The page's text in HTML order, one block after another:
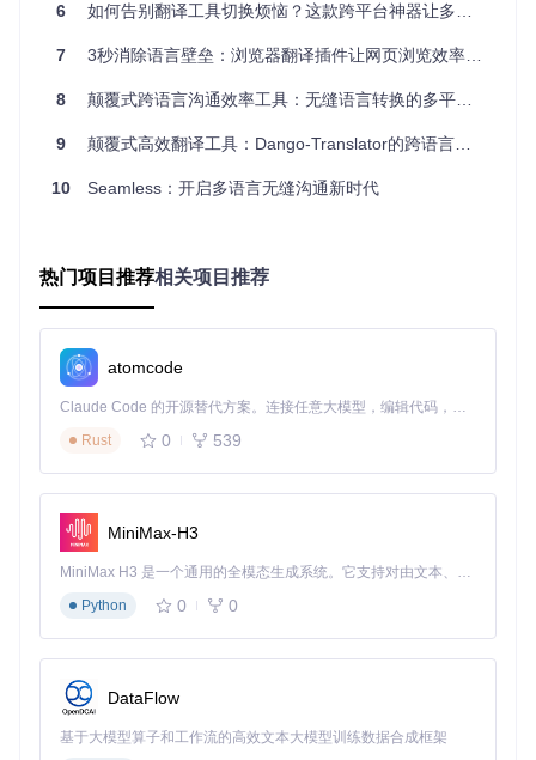
都能获得最佳翻译效果。
技术如何精准定位可翻译文本，alt文本：智能翻译工具在技术
——办公室需要正装皮鞋，户外运动则适合运动鞋。我们在三
x等主流浏览器中，无论是技术文档、新闻网站还是社交媒
体，工具都能在0.3秒内完成文本识别和翻译。特别值得一提
的是代码块智能处理功能，它会自动跳过代码内容，只翻译注
富的编辑，知道哪里需要翻译，哪里应该保持原样。
Thunderbird邮件客户端中的表现同样出色。安装扩展后，邮
件加载完成即自动进行双语对照处理，重要商务邮件的核心信
息一目了然。工具通过关键功能模块：[src/subtitle/subtitle.js]
实现的邮件内容智能分段，确保翻译结果与原文段落结构完全
对应，阅读体验如同阅读母语邮件。
文档工具兼容性
方面，在Google Docs和本地Markdown编辑
器中，工具能完美处理格式化文本，保留加粗、列表等样式。
但在Excel等表格软件中，目前仅支持单元格文本翻译，复杂
公式区域还需手动选择翻译范围。开发团队表示正在优化这一
功能，未来版本将实现表格内容的智能识别。
6 如何告别翻译工具切换烦恼？这款跨平台神器让多语言交流效率提升300%
7 3秒消除语言壁垒：浏览器翻译插件让网页浏览效率提升200%
8 颠覆式跨语言沟通效率工具：无缝语言转换的多平台翻译解决方案
9 颠覆式高效翻译工具：Dango-Translator的跨语言解决方案
10 Seamless：开启多语言无缝沟通新时代
热门项目推荐相关项目推荐
atomcode
Claude Code 的开源替代方案。连接任意大模型，编辑代码，运行命令，自动验证 — 全自动执行。用 Rust 构建，极致性能。 ｜ An open-source alternative to Claude Code. Connect any LLM, edit code, run commands, and verify changes — autonomously. Built in Rust for speed. Get Started
Rust
0 539
MiniMax-H3
MiniMax H3 是一个通用的全模态生成系统。它支持对由文本、图像、视频和音频组成的多模态上下文进行统一理解，并能生成分辨率高达 2K、时长可达 15 秒的带原生立体声音频的视频。得益于面向任务泛化的系统设计，H3 在预训练阶段就已具备广泛的多模态上下文理解与生成能力，能够出色地执行复杂的多模态指令。
Python
0 0
DataFlow
基于大模型算子和工作流的高效文本大模型训练数据合成框架